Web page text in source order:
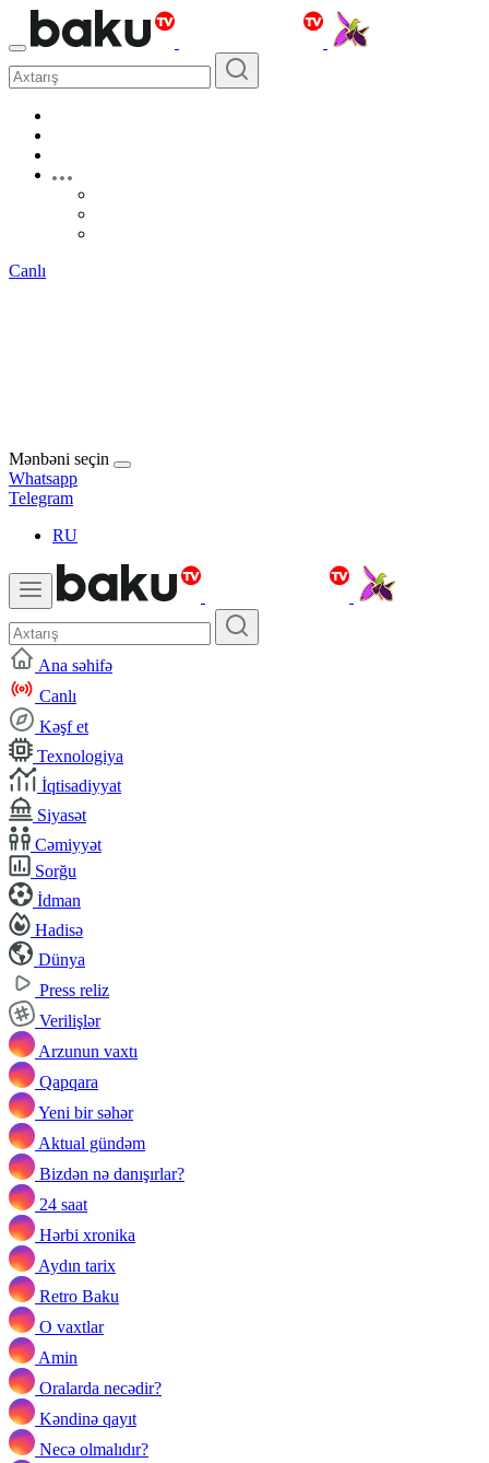
Canlı
Mənbəni seçin
Whatsapp
Telegram
RU
Ana səhifə
Canlı
Kəşf et
Texnologiya
İqtisadiyyat
Siyasət
Cəmiyyət
Sorğu
İdman
Hadisə
Dünya
Press reliz
Verilişlər
Arzunun vaxtı
Qapqara
Yeni bir səhər
Aktual gündəm
Bizdən nə danışırlar?
24 saat
Hərbi xronika
Aydın tarix
Retro Baku
O vaxtlar
Amin
Oralarda necədir?
Kəndinə qayıt
Necə olmalıdır?